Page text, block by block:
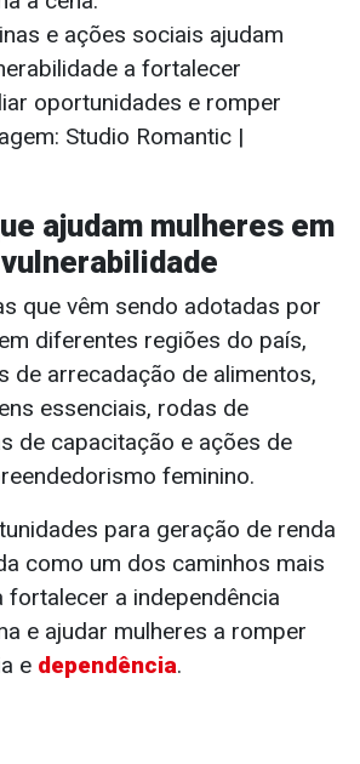
e ações sociais ajudam
a fortalecer
oportunidades e romper
Studio Romantic |
ajudam mulheres em
que vêm sendo adotadas por
diferentes regiões do país,
de arrecadação de alimentos,
essenciais, rodas de
de capacitação e ações de
feminino.
para geração de renda
como um dos caminhos mais
a independência
e ajudar mulheres a romper
e dependência.